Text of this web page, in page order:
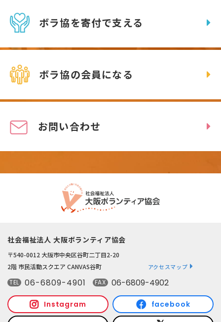
ボラ協を寄付で支える
ボラ協の会員になる
お問い合わせ
社会福祉法人 大阪ボランティア協会
〒540-0012 大阪市中央区谷町二丁目2-20
2階 市民活動スクエア CANVAS谷町
アクセスマップ
TEL 06-6809-4901 FAX 06-6809-4902
Instagram facebook